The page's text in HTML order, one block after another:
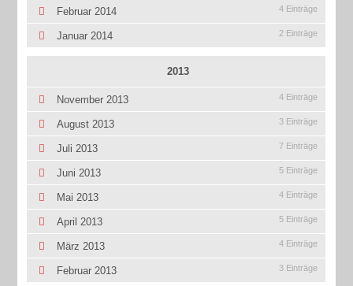
Februar 2014 4 Einträge
Januar 2014 2 Einträge
2013
November 2013 4 Einträge
August 2013 3 Einträge
Juli 2013 7 Einträge
Juni 2013 5 Einträge
Mai 2013 4 Einträge
April 2013 5 Einträge
März 2013 4 Einträge
Februar 2013 3 Einträge